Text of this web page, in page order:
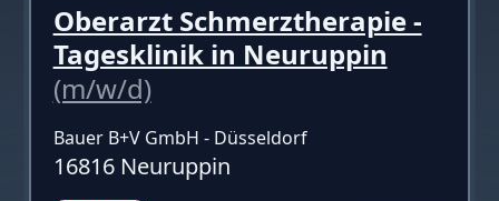
Oberarzt Schmerztherapie -
Tagesklinik in Neuruppin
(m/w/d)
Bauer B+V GmbH - Düsseldorf
16816 Neuruppin